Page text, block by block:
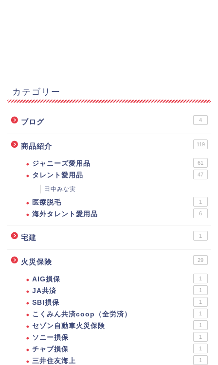
カテゴリー
ブログ 4
商品紹介 119
ジャニーズ愛用品 61
タレント愛用品 47
田中みな実
医療脱毛 1
海外タレント愛用品 6
宅建 1
火災保険 29
AIG損保 1
JA共済 1
SBI損保 1
こくみん共済coop（全労済） 1
セゾン自動車火災保険 1
ソニー損保 1
チャブ損保 1
三井住友海上 1